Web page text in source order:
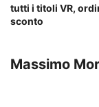
tutti i titoli VR,
sconto
Massimo